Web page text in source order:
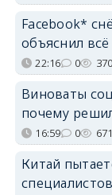
Facebook*
объяснил
22:16 0 370
Виноваты
почему
16:59 0 671
Китай